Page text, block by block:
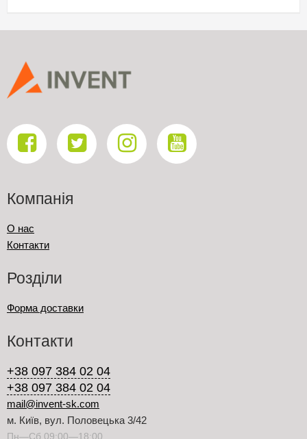
Компанія
О нас
Контакти
Розділи
Форма доставки
Контакти
+38 097 384 02 04
+38 097 384 02 04
mail@invent-sk.com
м. Київ, вул. Половецька 3/42
Пн—Сб 09:00—18:00